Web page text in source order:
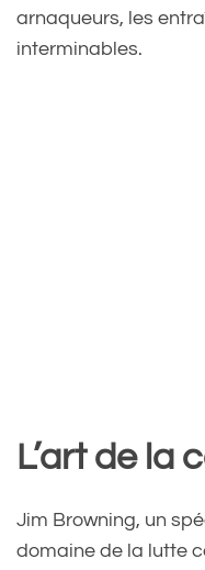
arnaqueurs, les
interminables.
L’art de la
Jim Browning, un
domaine de la lutte